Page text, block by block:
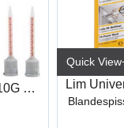
2K-Ca Lim Gel 10G K170
Quick